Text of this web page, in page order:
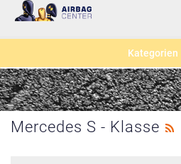
Kategorien
Mercedes S - Klasse